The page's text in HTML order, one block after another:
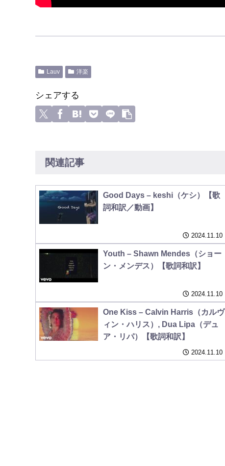
Lauv 洋楽
シェアする
関連記事
Good Days – keshi（ケシ）【歌
詞和訳／動画】
2024.11.10
Youth – Shawn Mendes（ショー
ン・メンデス）【歌詞和訳】
2024.11.10
One Kiss – Calvin Harris（カルヴ
ィン・ハリス）, Dua Lipa（デュ
ア・リパ）【歌詞和訳】
2024.11.10